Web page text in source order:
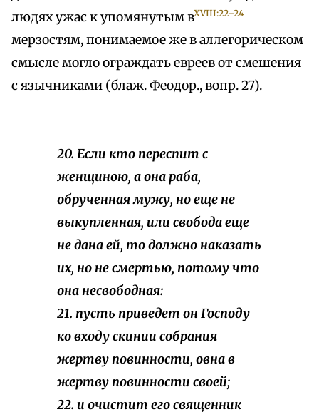
людях ужас к упомянутым вXVIII:22–24
мерзостям, понимаемое же в аллегорическом
смысле могло ограждать евреев от смешения
с язычниками (блаж. Феодор., вопр. 27).
20. Если кто переспит с
женщиною, а она раба,
обрученная мужу, но еще не
выкупленная, или свобода еще
не дана ей, то должно наказать
их, но не смертью, потому что
она несвободная:
21. пусть приведет он Господу
ко входу скинии собрания
жертву повинности, овна в
жертву повинности своей;
22. и очистит его священник